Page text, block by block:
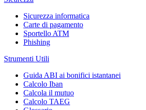
Sicurezza informatica
Carte di pagamento
Sportello ATM
Phishing
Strumenti Utili
Guida ABI ai bonifici istantanei
Calcolo Iban
Calcola il mutuo
Calcolo TAEG